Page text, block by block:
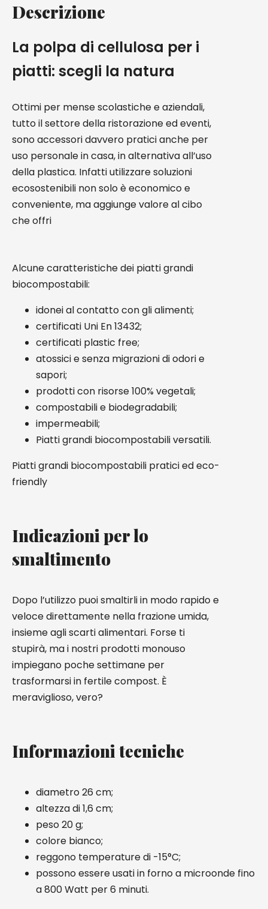
Descrizione
La polpa di cellulosa per i
piatti: scegli la natura
Ottimi per mense scolastiche e aziendali,
tutto il settore della ristorazione ed eventi,
sono accessori davvero pratici anche per
uso personale in casa, in alternativa all’uso
della plastica. Infatti utilizzare soluzioni
ecosostenibili non solo è economico e
conveniente, ma aggiunge valore al cibo
che offri
Alcune caratteristiche dei piatti grandi
biocompostabili:
idonei al contatto con gli alimenti;
certificati Uni En 13432;
certificati plastic free;
atossici e senza migrazioni di odori e
sapori;
prodotti con risorse 100% vegetali;
compostabili e biodegradabili;
impermeabili;
Piatti grandi biocompostabili versatili.
Piatti grandi biocompostabili pratici ed eco-
friendly
Indicazioni per lo
smaltimento
Dopo l’utilizzo puoi smaltirli in modo rapido e
veloce direttamente nella frazione umida,
insieme agli scarti alimentari. Forse ti
stupirà, ma i nostri prodotti monouso
impiegano poche settimane per
trasformarsi in fertile compost. È
meraviglioso, vero?
Informazioni tecniche
diametro 26 cm;
altezza di 1,6 cm;
peso 20 g;
colore bianco;
reggono temperature di -15°C;
possono essere usati in forno a microonde fino
a 800 Watt per 6 minuti.